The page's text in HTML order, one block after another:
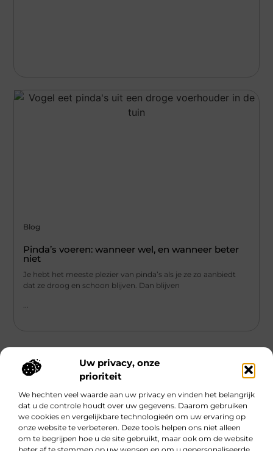
Uw privacy, onze
prioriteit
We hechten veel waarde aan uw privacy en vinden het belangrijk
dat u de controle houdt over uw gegevens. Daarom gebruiken
we cookies en vergelijkbare technologieën om uw ervaring op
onze website te verbeteren. Deze tools helpen ons niet alleen
om te begrijpen hoe u de site gebruikt, maar ook om de website
Blog
Pinda’s voeren: wanneer wel, en wanneer beter
niet
Je hebt het meeste plezier van pinda’s als je ze zo aanbiedt
dat ze droog en schoon blijven. Dan blijven
Main Links